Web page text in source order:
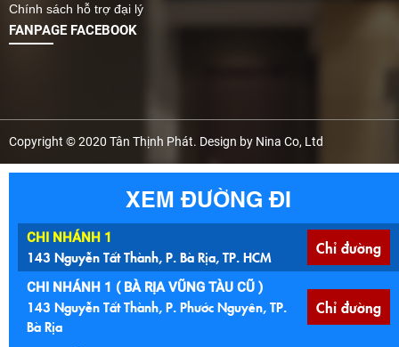
Chính sách hỗ trợ đại lý
FANPAGE FACEBOOK
Copyright © 2020 Tân Thịnh Phát. Design by Nina Co, Ltd
XEM ĐƯỜNG ĐI
CHI NHÁNH 1
143 Nguyễn Tất Thành, P. Bà Rịa, TP. HCM Chỉ đường
CHI NHÁNH 1 ( BÀ RỊA VŨNG TÀU CŨ )
143 Nguyễn Tất Thành, P. Phước Nguyên, TP.
Bà Rịa
Chỉ đường